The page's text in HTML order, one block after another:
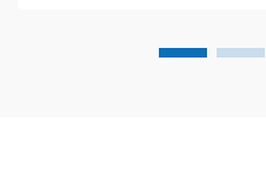
років тому до мене